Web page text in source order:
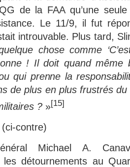
de la FAA qu’une
Le 11/9, il fut
introuvable. Plus tard,
chose comme
! Il doit quand même
qui prenne la
de plus en plus frustrés du
? »[15]
(ci-contre)
Michael A.
détournements au